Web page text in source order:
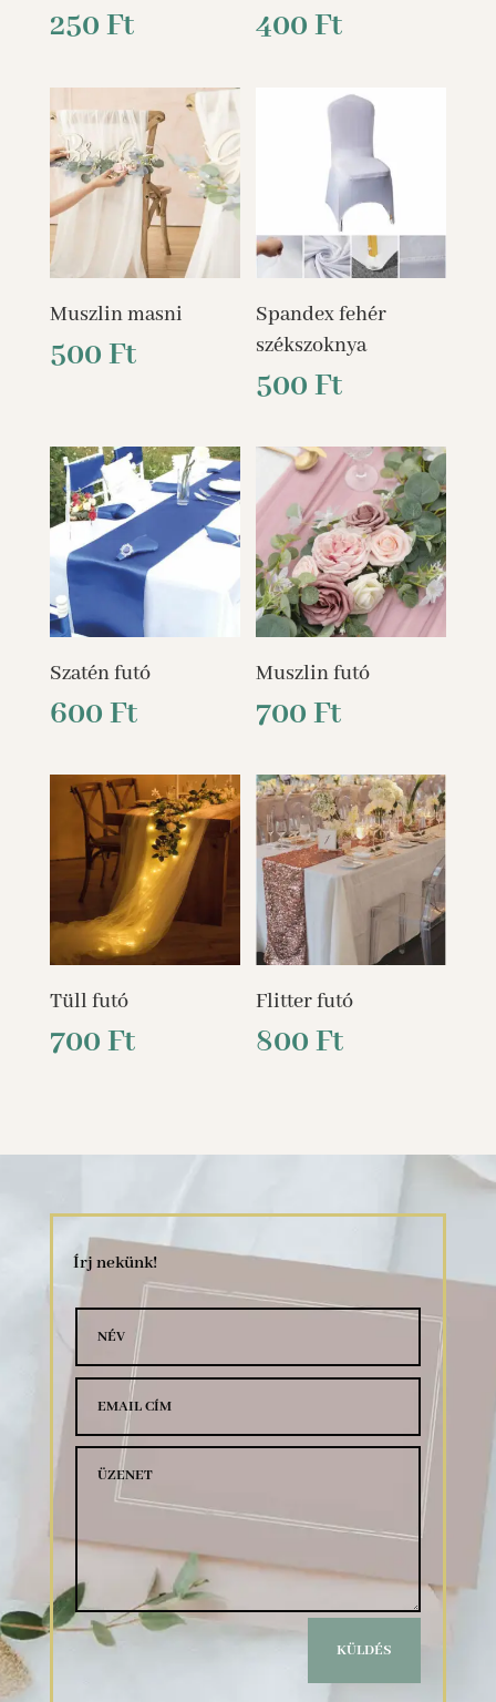
250 Ft 400Ft
Muszlin masni
500 Ft
Spandex fehér
székszoknya
500Ft
Szatén futó
600 Ft
Muszlin futó
700Ft
Tüll futó
700 Ft
Flitter futó
800Ft
Írj nekünk!
KÜLDÉS